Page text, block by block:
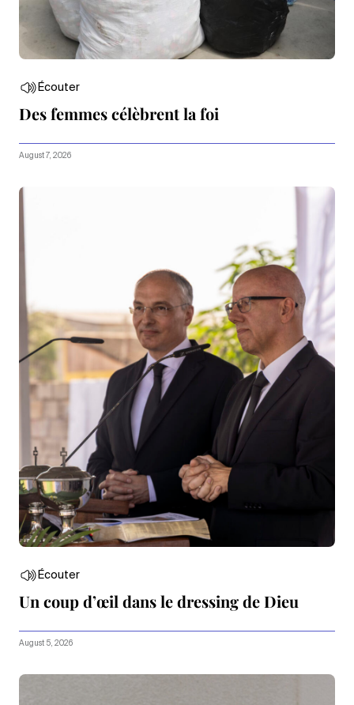
Écouter
Des femmes célèbrent la foi
August 7, 2026
Écouter
Un coup d’œil dans le dressing de Dieu
August 5, 2026